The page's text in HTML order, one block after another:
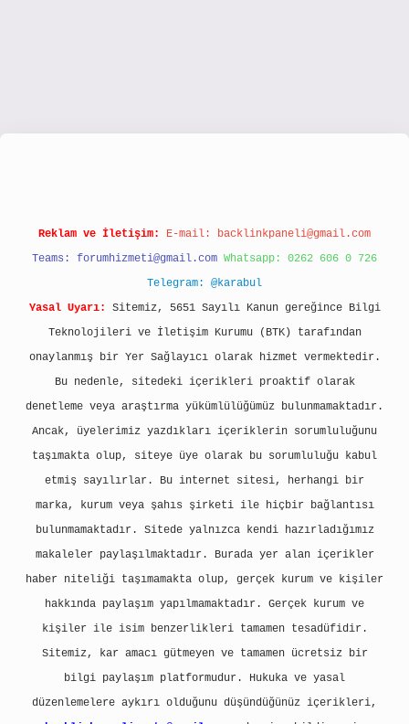
www.hiltonbetx.org/
Reklam ve İletişim: E-mail: backlinkpaneli@gmail.com
Teams: forumhizmeti@gmail.com Whatsapp: 0262 606 0 726
Telegram: @karabul
Yasal Uyarı:
Sitemiz, 5651 Sayılı Kanun gereğince Bilgi
Teknolojileri ve İletişim Kurumu (BTK) tarafından
onaylanmış bir Yer Sağlayıcı olarak hizmet vermektedir.
Bu nedenle, sitedeki içerikleri proaktif olarak
denetleme veya araştırma yükümlülüğümüz bulunmamaktadır.
Ancak, üyelerimiz yazdıkları içeriklerin sorumluluğunu
taşımakta olup, siteye üye olarak bu sorumluluğu kabul
etmiş sayılırlar. Bu internet sitesi, herhangi bir
marka, kurum veya şahıs şirketi ile hiçbir bağlantısı
bulunmamaktadır. Sitede yalnızca kendi hazırladığımız
makaleler paylaşılmaktadır. Burada yer alan içerikler
haber niteliği taşımamakta olup, gerçek kurum ve kişiler
hakkında paylaşım yapılmamaktadır. Gerçek kurum ve
kişiler ile isim benzerlikleri tamamen tesadüfidir.
Sitemiz, kar amacı gütmeyen ve tamamen ücretsiz bir
bilgi paylaşım platformudur. Hukuka ve yasal
düzenlemelere aykırı olduğunu düşündüğünüz içerikleri,